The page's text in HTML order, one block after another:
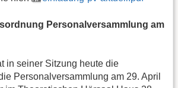
Personalversammlung am
in seiner Sitzung heute die
Personalversammlung am 29. April